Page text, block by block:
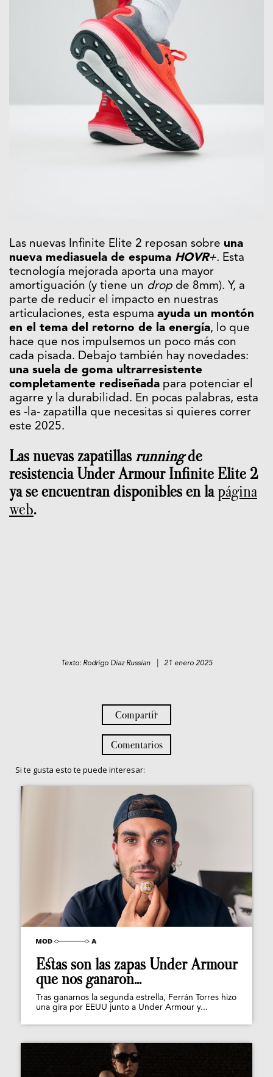
Las nuevas Infinite Elite 2 reposan sobre una
nueva mediasuela de espuma HOVR+. Esta
tecnología mejorada aporta una mayor
amortiguación (y tiene un drop de 8mm). Y, a
parte de reducir el impacto en nuestras
articulaciones, esta espuma ayuda un montón
en el tema del retorno de la energía, lo que
hace que nos impulsemos un poco más con
cada pisada. Debajo también hay novedades:
una suela de goma ultrarresistente
completamente rediseñada para potenciar el
agarre y la durabilidad. En pocas palabras, esta
es -la- zapatilla que necesitas si quieres correr
este 2025.
Las nuevas zapatillas runningde
resistencia Under Armour Infinite Elite 2
ya se encuentran disponibles en lapágina
web.
Texto: Rodrigo Diaz Russian | 21 enero 2025
Compartir
Comentarios
Si te gusta esto te puede interesar:
Estas son las zapas Under Armour
que nos ganaron...
Tras ganarnos la segunda estrella, Ferrán Torres hizo
una gira por EEUU junto a Under Armour y...